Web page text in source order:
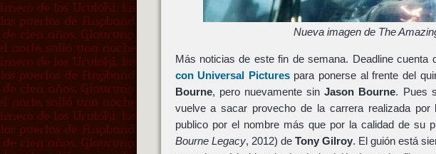
Nueva imagen de The
Más noticias de este fin de semana. Deadline cuenta
con Universal Picturespara ponerse al frente del
Bourne, pero nuevamente sinJason Bourne. Pues
vuelve a sacar provecho de la carrera realizada por
publico por el nombre más que por la calidad de su
Bourne Legacy, 2012) de Tony Gilroy. El guión está